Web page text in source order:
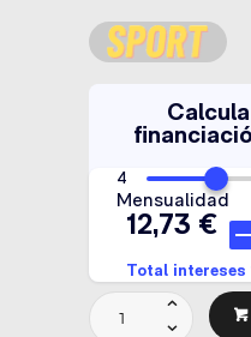
Set
muelles